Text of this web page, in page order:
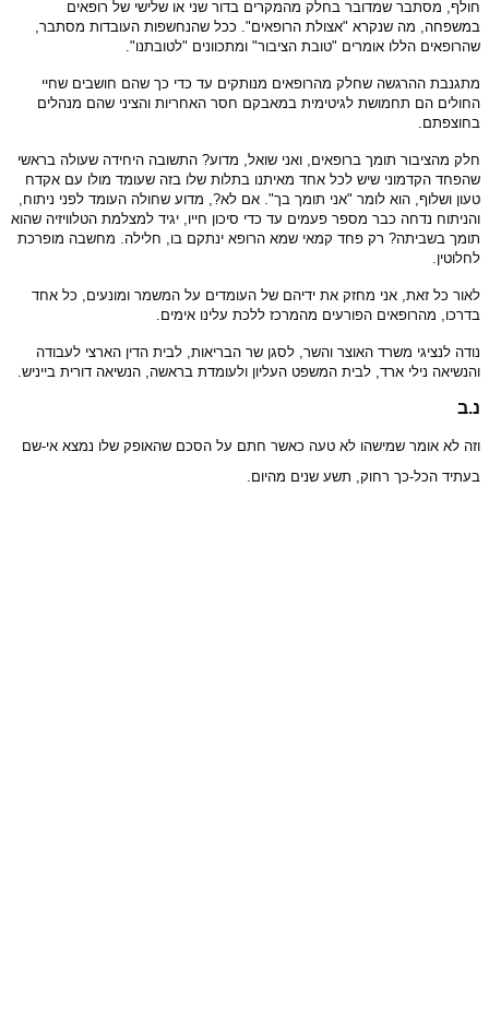
חולף, מסתבר שמדובר בחלק מהמקרים בדור שני או שלישי של רופאים
במשפחה, מה שנקרא "אצולת הרופאים". ככל שהנחשפות העובדות מסתבר,
שהרופאים הללו אומרים "טובת הציבור" ומתכוונים "לטובתנו".
מתגנבת ההרגשה שחלק מהרופאים מנותקים עד כדי כך שהם חושבים שחיי
החולים הם תחמושת לגיטימית במאבקם חסר האחריות והציני שהם מנהלים
בחוצפתם.
חלק מהציבור תומך ברופאים, ואני שואל, מדוע? התשובה היחידה שעולה בראשי
שהפחד הקדמוני שיש לכל אחד מאיתנו בתלות שלו בזה שעומד מולו עם אקדח
טעון ושלוף, הוא לומר "אני תומך בך". אם לא?, מדוע שחולה העומד לפני ניתוח,
והניתוח נדחה כבר מספר פעמים עד כדי סיכון חייו, יגיד למצלמת הטלוויזיה שהוא
תומך בשביתה? רק פחד קמאי שמא הרופא ינתקם בו, חלילה. מחשבה מופרכת
לחלוטין.
לאור כל זאת, אני מחזק את ידיהם של העומדים על המשמר ומונעים, כל אחד
בדרכו, מהרופאים הפורעים מהמרכז ללכת עלינו אימים.
נודה לנציגי משרד האוצר והשר, לסגן שר הבריאות, לבית הדין הארצי לעבודה
והנשיאה נילי ארד, לבית המשפט העליון ולעומדת בראשה, הנשיאה דורית בייניש.
נ.ב
וזה לא אומר שמישהו לא טעה כאשר חתם על הסכם שהאופק שלו נמצא אי-שם
בעתיד הכל-כך רחוק, תשע שנים מהיום.